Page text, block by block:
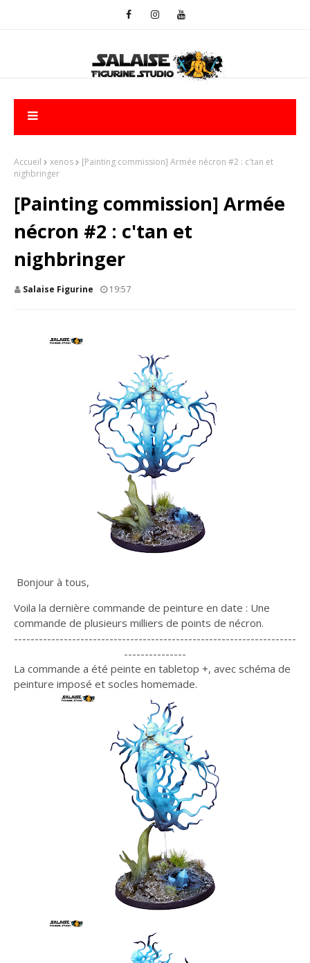
Accueil xenos
[Painting commission] Armée nécron #2 : c'tan et
nighbringer
[Painting commission] Armée
nécron #2 : c'tan et
nighbringer
Salaise Figurine 19:57
Bonjour à tous,
Voila la dernière commande de peinture en date : Une
commande de plusieurs milliers de points de nécron.
--------------------------------------------------------------------
---------------
La commande a été peinte en tabletop +, avec schéma de
peinture imposé et socles homemade.